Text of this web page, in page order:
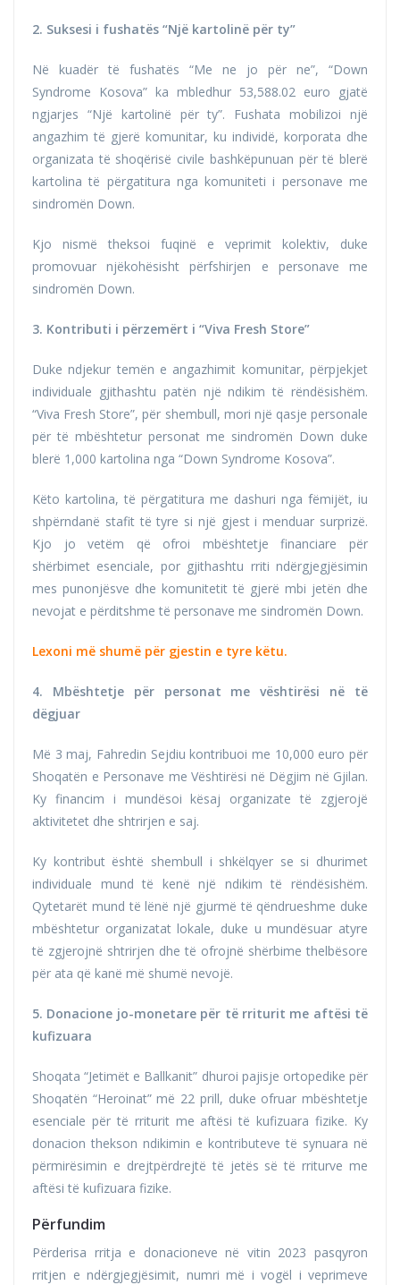
2. Suksesi i fushatës “Një kartolinë për ty”
Në kuadër të fushatës “Me ne jo për ne”, “Down
Syndrome Kosova” ka mbledhur 53,588.02 euro gjatë
ngjarjes “Një kartolinë për ty”. Fushata mobilizoi një
angazhim të gjerë komunitar, ku individë, korporata dhe
organizata të shoqërisë civile bashkëpunuan për të blerë
kartolina të përgatitura nga komuniteti i personave me
sindromën Down.
Kjo nismë theksoi fuqinë e veprimit kolektiv, duke
promovuar njëkohësisht përfshirjen e personave me
sindromën Down.
3. Kontributi i përzemërt i “Viva Fresh Store”
Duke ndjekur temën e angazhimit komunitar, përpjekjet
individuale gjithashtu patën një ndikim të rëndësishëm.
“Viva Fresh Store”, për shembull, mori një qasje personale
për të mbështetur personat me sindromën Down duke
blerë 1,000 kartolina nga “Down Syndrome Kosova”.
Këto kartolina, të përgatitura me dashuri nga fëmijët, iu
shpërndanë stafit të tyre si një gjest i menduar surprizë.
Kjo jo vetëm që ofroi mbështetje financiare për
shërbimet esenciale, por gjithashtu rriti ndërgjegjësimin
mes punonjësve dhe komunitetit të gjerë mbi jetën dhe
nevojat e përditshme të personave me sindromën Down.
Lexoni më shumë për gjestin e tyre këtu.
4. Mbështetje për personat me vështirësi në të
dëgjuar
Më 3 maj, Fahredin Sejdiu kontribuoi me 10,000 euro për
Shoqatën e Personave me Vështirësi në Dëgjim në Gjilan.
Ky financim i mundësoi kësaj organizate të zgjerojë
aktivitetet dhe shtrirjen e saj.
Ky kontribut është shembull i shkëlqyer se si dhurimet
individuale mund të kenë një ndikim të rëndësishëm.
Qytetarët mund të lënë një gjurmë të qëndrueshme duke
mbështetur organizatat lokale, duke u mundësuar atyre
të zgjerojnë shtrirjen dhe të ofrojnë shërbime thelbësore
për ata që kanë më shumë nevojë.
5. Donacione jo-monetare për të rriturit me aftësi të
kufizuara
Shoqata “Jetimët e Ballkanit” dhuroi pajisje ortopedike për
Shoqatën “Heroinat” më 22 prill, duke ofruar mbështetje
esenciale për të rriturit me aftësi të kufizuara fizike. Ky
donacion thekson ndikimin e kontributeve të synuara në
përmirësimin e drejtpërdrejtë të jetës së të rriturve me
aftësi të kufizuara fizike.
Përfundim
Përderisa rritja e donacioneve në vitin 2023 pasqyron
rritjen e ndërgjegjësimit, numri më i vogël i veprimeve